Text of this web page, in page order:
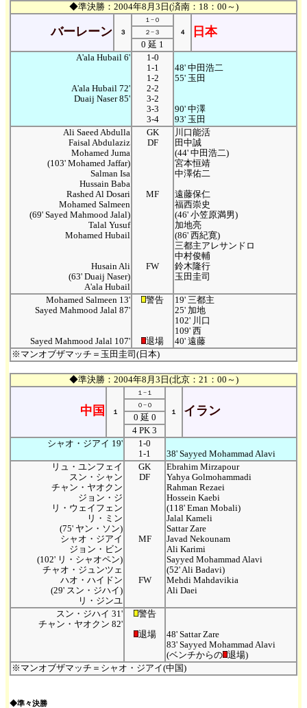
◆準決勝：2004年8月3日(済南：18：00～)
バーレーン ３
１−０
４
日本
２−３
0 延 1
A'ala Hubail 6'
A'ala Hubail 72'
Duaij Naser 85'
1-0
1-1
1-2
2-2
3-2
3-3
3-4
48' 中田浩二
55' 玉田
90' 中澤
93' 玉田
Ali Saeed Abdulla
Faisal Abdulaziz
Mohamed Juma
(103' Mohamed Jaffar)
Salman Isa
Hussain Baba
Rashed Al Dosari
Mohamed Salmeen
(69' Sayed Mahmood Jalal)
Talal Yusuf
Mohamed Hubail
Husain Ali
(63' Duaij Naser)
A'ala Hubail
GK
DF
MF
FW
川口能活
田中誠
(44' 中田浩二)
宮本恒靖
中澤佑二
遠藤保仁
福西崇史
(46' 小笠原満男)
加地亮
(86' 西紀寛)
三都主アレサンドロ
中村俊輔
鈴木隆行
玉田圭司
Mohamed Salmeen 13'
Sayed Mahmood Jalal 87'
Sayed Mahmood Jalal 107'
警告
退場
19' 三都主
25' 加地
102' 川口
109' 西
40' 遠藤
※マンオブザマッチ＝玉田圭司(日本)
◆準決勝：2004年8月3日(北京：21：00～)
中国 １
１−１
１ イラン
０−０
0 延 0
4 PK 3
シャオ・ジアイ 19'
1-0
1-1
38' Sayyed Mohammad Alavi
リュ・ユンフェイ
スン・シャン
チャン・ヤオクン
ジョン・ジ
リ・ウェイフェン
リ・ミン
(75' ヤン・ソン)
シャオ・ジアイ
ジョン・ビン
(102' リ・シャオペン)
チャオ・ジュンツェ
ハオ・ハイドン
(29' スン・ジハイ)
リ・ジンユ
GK
DF
MF
FW
Ebrahim Mirzapour
Yahya Golmohammadi
Rahman Rezaei
Hossein Kaebi
(118' Eman Mobali)
Jalal Kameli
Sattar Zare
Javad Nekounam
Ali Karimi
Sayyed Mohammad Alavi
(52' Ali Badavi)
Mehdi Mahdavikia
Ali Daei
スン・ジハイ 31'
チャン・ヤオクン 82'
警告
退場
48' Sattar Zare
83' Sayyed Mohammad Alavi
(ベンチからの 退場)
※マンオブザマッチ＝シャオ・ジアイ(中国)
◆準々決勝